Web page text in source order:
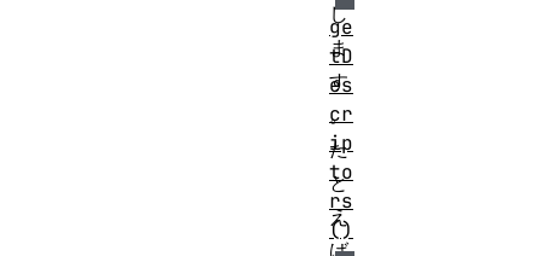
し
ま
す
。
た
と
え
ば
ge
tD
es
cr
ip
to
rs
()